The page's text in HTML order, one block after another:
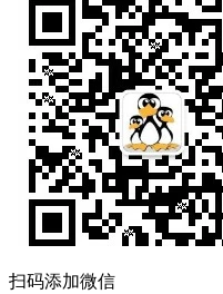
扫码添加微信